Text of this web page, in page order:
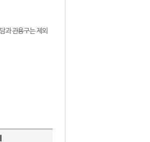
과 관용구는 제외